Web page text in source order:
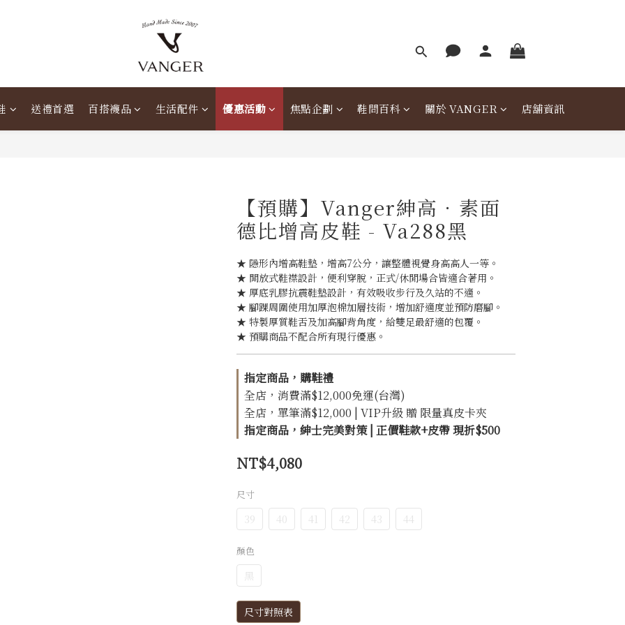
送禮首選 百搭襪品 生活配件 優惠活動 焦點企劃 鞋問百科 關於 VANGER 店舖資訊
【預購】Vanger紳高．素面
德比增高皮鞋 - Va288黑
★ 隱形內增高鞋墊，增高7公分，讓整體視覺身高高人一等。
★ 開放式鞋襟設計，便利穿脫，正式/休閒場合皆適合著用。
★ 厚底乳膠抗震鞋墊設計，有效吸收步行及久站的不適。
★ 腳踝周圍使用加厚泡棉加層技術，增加舒適度並預防磨腳。
★ 特製厚質鞋舌及加高腳背角度，給雙足最舒適的包覆。
★ 預購商品不配合所有現行優惠。
指定商品，購鞋禮
全店，消費滿$12,000免運(台灣)
全店，單筆滿$12,000 | VIP升級 贈 限量真皮卡夾
指定商品，紳士完美對策 | 正價鞋款+皮帶 現折$500
NT$4,080
尺寸
39 40 41 42 43 44
顏色
黑
尺寸對照表